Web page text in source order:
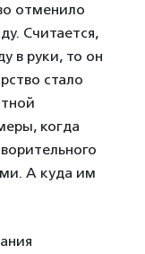
отменило
Считается,
в руки, то он
стало
когда
А куда им